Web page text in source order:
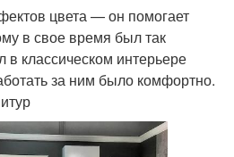
цвета — он помогает
в свое время был так
в классическом интерьере
за ним было комфортно.